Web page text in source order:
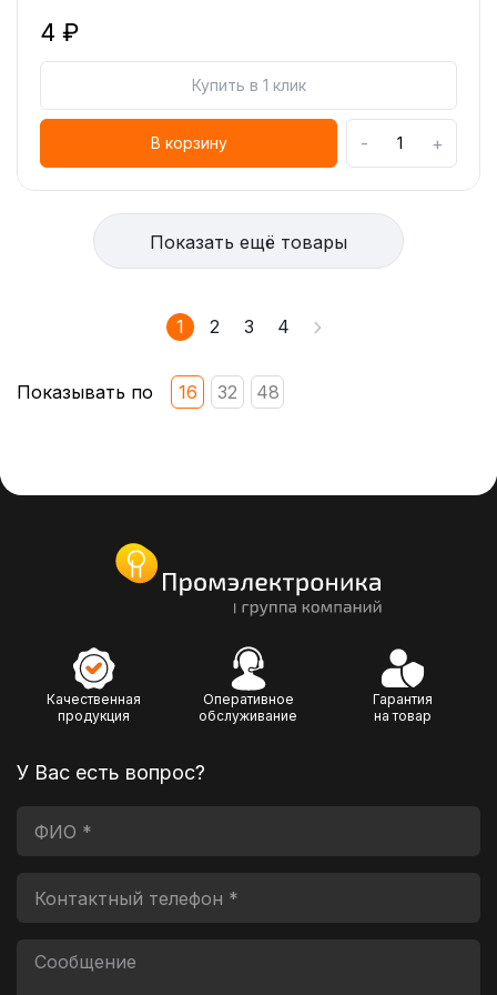
4 ₽
Купить в 1 клик
В корзину - +
Показать ещё товары
1 2 3 4
Показывать по 16 32 48
Качественная
продукция
Оперативное
обслуживание
Гарантия
на товар
У Вас есть вопрос?